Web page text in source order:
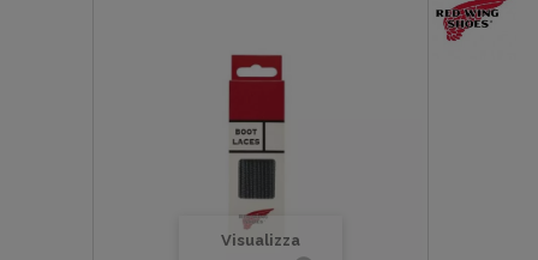
Visualizza